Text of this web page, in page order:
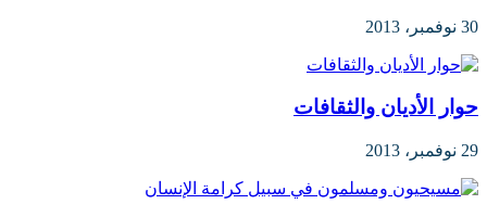
30 نوفمبر، 2013
حوار الأديان والثقافات
29 نوفمبر، 2013